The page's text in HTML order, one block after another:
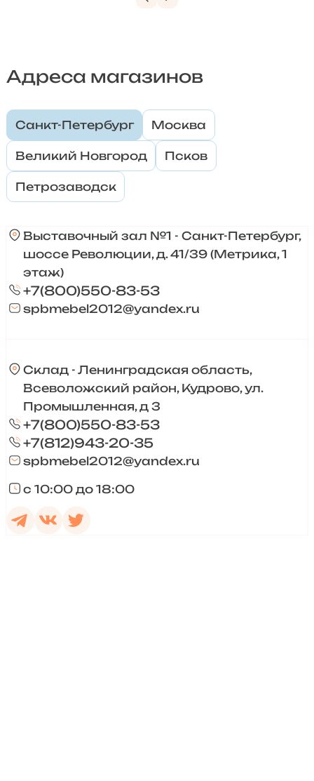
Адреса магазинов
Санкт-Петербург Москва
Великий Новгород Псков
Петрозаводск
Выставочный зал №1 - Санкт-Петербург,
шоссе Революции, д. 41/39 (Метрика, 1
этаж)
+7(800)550-83-53
spbmebel2012@yandex.ru
Склад - Ленинградская область,
Всеволожский район, Кудрово, ул.
Промышленная, д 3
+7(800)550-83-53
+7(812)943-20-35
spbmebel2012@yandex.ru
с 10:00 до 18:00